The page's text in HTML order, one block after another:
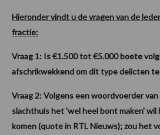
Hieronder vindt u de vragen van de
fractie:
Vraag 1: Is €1.500 tot €5.000 boete
afschrikwekkend om dit type delicten
Vraag 2: Volgens een woordvoerder
slachthuis het 'wel heel bont maken'
komen (quote in RTL Nieuws); zou het